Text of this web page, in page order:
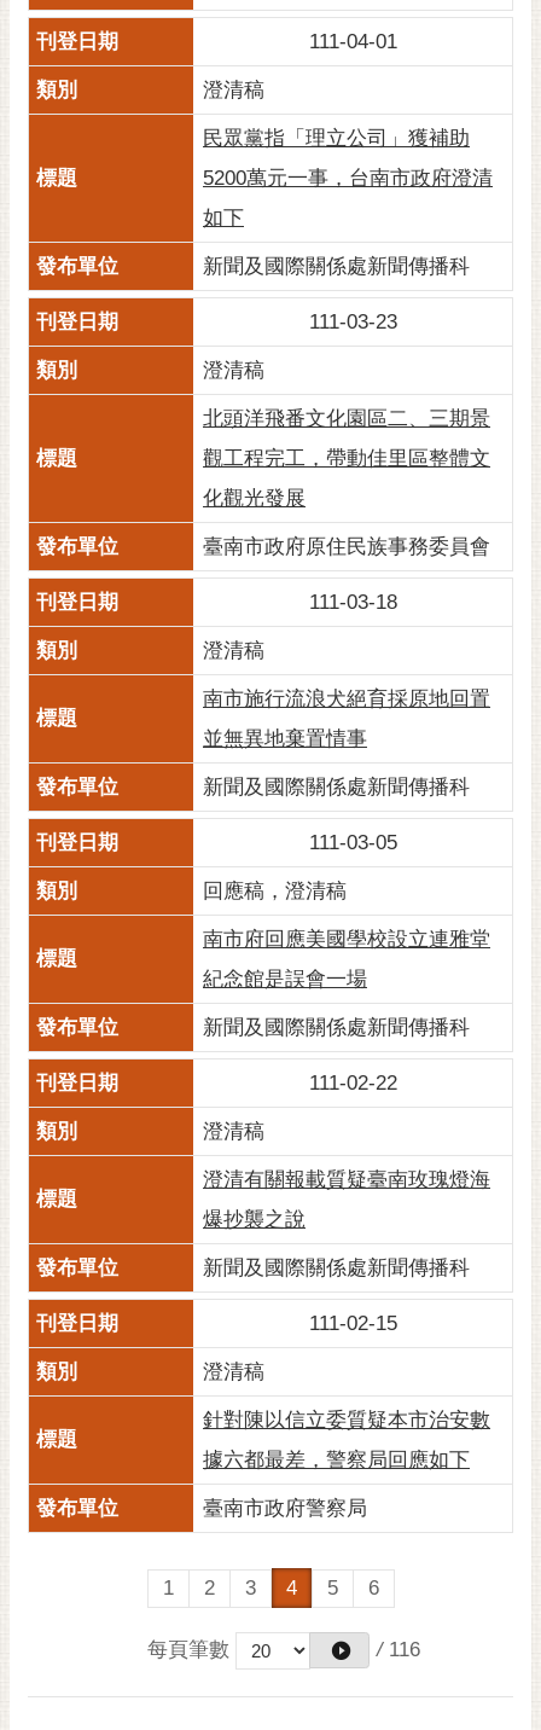
111-04-01
澄清稿
民眾黨指「理立公司」獲補助
5200萬元一事，台南市政府澄清
如下
新聞及國際關係處新聞傳播科
111-03-23
澄清稿
北頭洋飛番文化園區二、三期景
觀工程完工，帶動佳里區整體文
化觀光發展
臺南市政府原住民族事務委員會
111-03-18
澄清稿
南市施行流浪犬絕育採原地回置
並無異地棄置情事
新聞及國際關係處新聞傳播科
111-03-05
回應稿，澄清稿
南市府回應美國學校設立連雅堂
紀念館是誤會一場
新聞及國際關係處新聞傳播科
111-02-22
澄清稿
澄清有關報載質疑臺南玫瑰燈海
爆抄襲之說
新聞及國際關係處新聞傳播科
111-02-15
澄清稿
針對陳以信立委質疑本市治安數
據六都最差，警察局回應如下
臺南市政府警察局
1 2 3 4 5 6
每頁筆數 / 116